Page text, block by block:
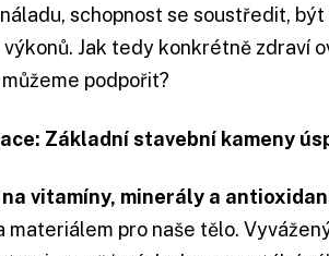
schopnost se soustředit,
Jak tedy konkrétně zdraví
podpořit?
Základní stavební kameny
vitamíny, minerály a
materiálem pro naše tělo.